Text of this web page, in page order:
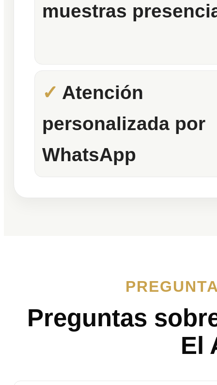
muestras
Atención
personalizada por
WhatsApp
Preguntas
El